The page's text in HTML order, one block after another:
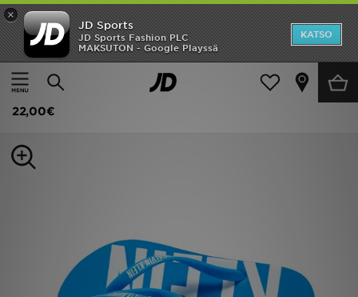
×
JD Sports
JD Sports Fashion PLC
MAKSUTON - Google Playssä
KATSO
Etusivu
Lapset Lasten kengät (Koot 28-34) Sandaalit
Calvin Klein Flip Flop Sandals Children
22,00€
Etusivu
Ale
Miehet
Tuotemerkit